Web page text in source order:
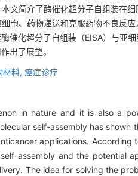
文简介了酶催化超分子自组装在
胞、药物递送和克服药物不良反
催化超分子自组装（EISA）与亚
出了展望。
材料, 癌症诊疗
in nature and it is also a
self-assembly has
applications.
assembly and the potential
The idea for solving the